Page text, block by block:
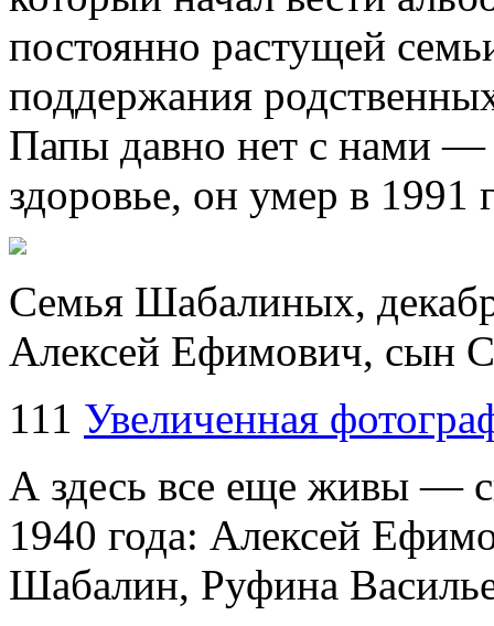
постоянно растущей
поддержания
Папы давно нет с нами —
здоровье, он умер в 1991
Семья Шабалиных,
Алексей Ефимович, сын
111 Увеличенная
А здесь все еще живы —
1940 года: Алексей
Шабалин, Руфина